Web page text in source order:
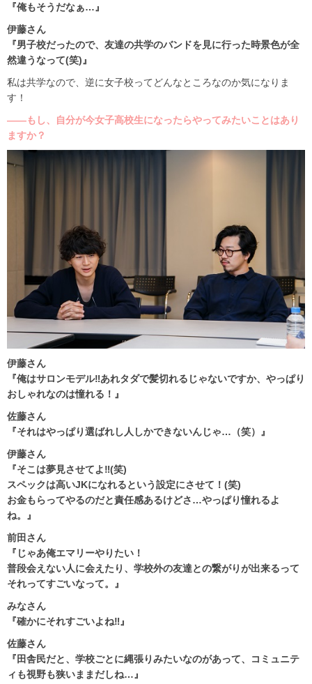
『俺もそうだなぁ…』
伊藤さん
『男子校だったので、友達の共学のバンドを見に行った時景色が全
然違うなって(笑)』
私は共学なので、逆に女子校ってどんなところなのか気になりま
す！
――もし、自分が今女子高校生になったらやってみたいことはあり
ますか？
伊藤さん
『俺はサロンモデル‼あれタダで髪切れるじゃないですか、やっぱり
おしゃれなのは憧れる！』
佐藤さん
『それはやっぱり選ばれし人しかできないんじゃ…（笑）』
伊藤さん
『そこは夢見させてよ‼(笑)
スペックは高いJKになれるという設定にさせて！(笑)
お金もらってやるのだと責任感あるけどさ…やっぱり憧れるよ
ね。』
前田さん
『じゃあ俺エマリーやりたい！
普段会えない人に会えたり、学校外の友達との繋がりが出来るって
それってすごいなって。』
みなさん
『確かにそれすごいよね‼』
佐藤さん
『田舎民だと、学校ごとに縄張りみたいなのがあって、コミュニテ
ィも視野も狭いままだしね…』